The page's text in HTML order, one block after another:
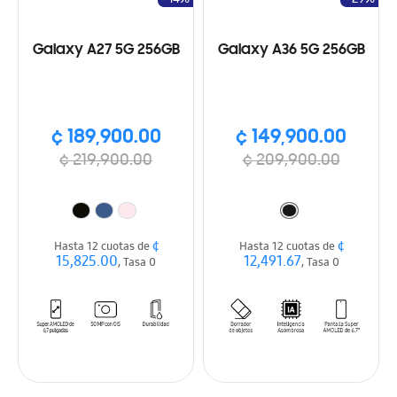
Galaxy A27 5G 256GB
¢ 189,900.00
¢ 219,900.00
Hasta 12 cuotas de¢
15,825.00, Tasa 0
Galaxy A36 5G 256GB
¢ 149,900.00
¢ 209,900.00
Hasta 12 cuotas de¢
12,491.67, Tasa 0